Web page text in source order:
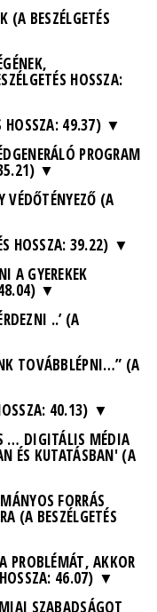
BESZÉLGETÉS
HOSSZA:
HOSSZA: 49.37)
PROGRAM
(A
HOSSZA: 39.22)
A GYEREKEK
..’ (A
TOVÁBBLÉPNI…” (A
40.13)
… DIGITÁLIS MÉDIA
ÉS KUTATÁSBAN' (A
FORRÁS
(A BESZÉLGETÉS
PROBLÉMÁT, AKKOR
46.07)
SZABADSÁGOT